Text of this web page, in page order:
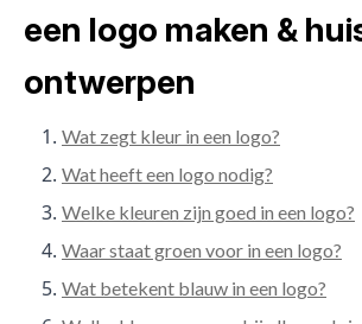
een logo maken &
ontwerpen
Wat zegt kleur in een logo?
Wat heeft een logo nodig?
Welke kleuren zijn goed in een logo?
Waar staat groen voor in een logo?
Wat betekent blauw in een logo?